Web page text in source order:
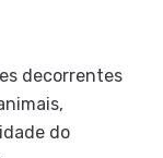
decorrentes
do